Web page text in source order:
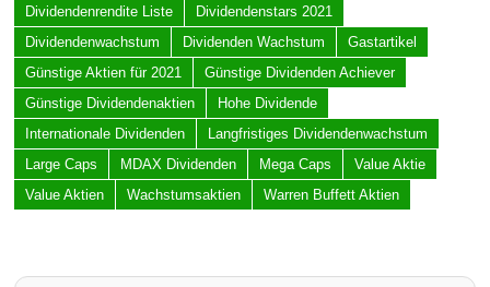
Dividendenrendite Liste
Dividendenstars 2021
Dividendenwachstum
Dividenden Wachstum
Gastartikel
Günstige Aktien für 2021
Günstige Dividenden Achiever
Günstige Dividendenaktien
Hohe Dividende
Internationale Dividenden
Langfristiges Dividendenwachstum
Large Caps
MDAX Dividenden Mega Caps
Value Aktie
Value Aktien
Wachstumsaktien Warren Buffett Aktien